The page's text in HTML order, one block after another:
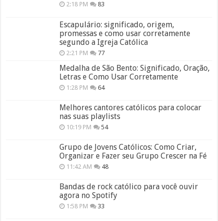
2:18 PM 83
Escapulário: significado, origem,
promessas e como usar corretamente
segundo a Igreja Católica
2:21 PM 77
Medalha de São Bento: Significado, Oração,
Letras e Como Usar Corretamente
1:28 PM 64
Melhores cantores católicos para colocar
nas suas playlists
10:19 PM 54
Grupo de Jovens Católicos: Como Criar,
Organizar e Fazer seu Grupo Crescer na Fé
11:42 AM 48
Bandas de rock católico para você ouvir
agora no Spotify
1:58 PM 33